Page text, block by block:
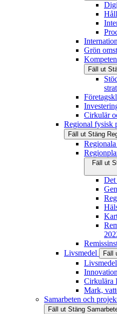
Grön
Fäll ut
Cirkulär
Regional fysisk
Fäll ut Stäng
Fäll ut
Det
Livsmedel
Fäll
Cirkulära
Mark,
Samarbeten och
Fäll ut Stäng